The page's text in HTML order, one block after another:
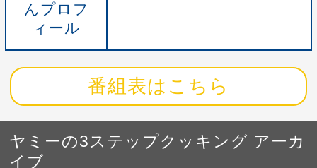
んプロフ
ィール
番組表はこちら
ヤミーの3ステップクッキング アーカ
イブ